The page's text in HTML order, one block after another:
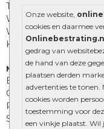
Onze website,
cookies en daarmee
Onlinebestrating.nl
gedrag van
de hand van deze
plaatsen derden
advertenties te
cookies worden
toestemming voor
een vinkje plaatst. Wil
Tuinstenen
Waalformaat
Wildverband bestrating
Kingstones
Muurelementen
Betonbielzen
Opsluitbanden
Palissades
Stapelblokken